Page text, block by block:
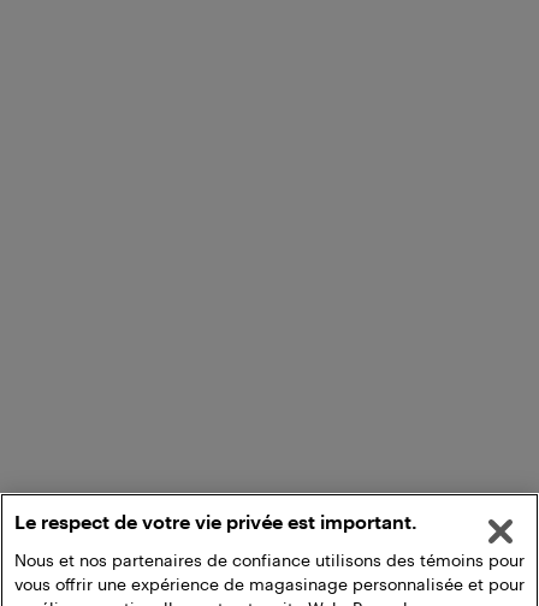
Le respect de votre vie privée est important.
Nous et nos partenaires de confiance utilisons des témoins pour
vous offrir une expérience de magasinage personnalisée et pour